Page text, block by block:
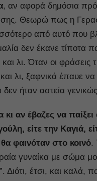
, αν αφορά δημόσια
Θεωρώ πως η
από αυτό που
δεν έκανε τίποτα
και λι. Όταν οι φράσεις
και λι, ξαφνικά έπαυε να
δεν ήταν αστεία
κι αν έβαζες να
είτε την Καγιά,
φαινόταν στο κοινό.
γυναίκα με σώμα
Διότι, έτσι, και καλά,